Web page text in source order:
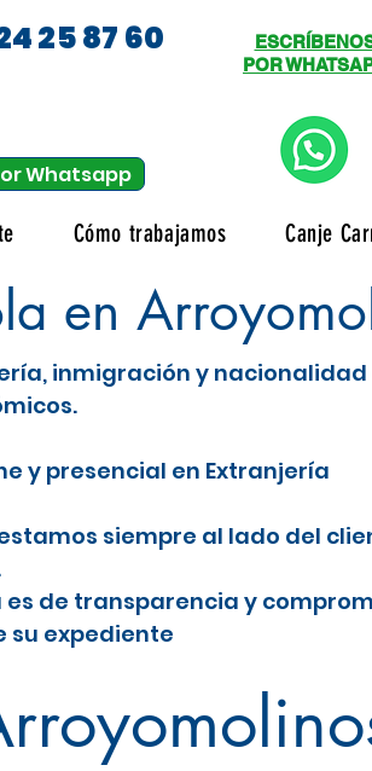
25 87 60
Whatsapp
POR
Cómo trabajamos Canje
en
inmigración y
y presencial en Extranjería
siempre al lado del
de transparencia y
su expediente